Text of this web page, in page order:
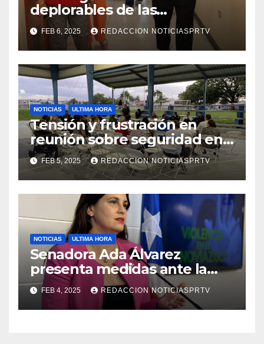
deplorables de las
facilidades el Departamento
de la Salud en Mayagüez
FEB 6, 2025 REDACCION NOTICIASPRTV
NOTICIAS ULTIMA HORA
Tensión y frustración en
reunión sobre seguridad en
Reparto Metropolitano
FEB 5, 2025 REDACCION NOTICIASPRTV
NOTICIAS ULTIMA HORA
Senadora Ada Álvarez
presenta medidas ante la
violencia en el noviazgo
FEB 4, 2025 REDACCION NOTICIASPRTV